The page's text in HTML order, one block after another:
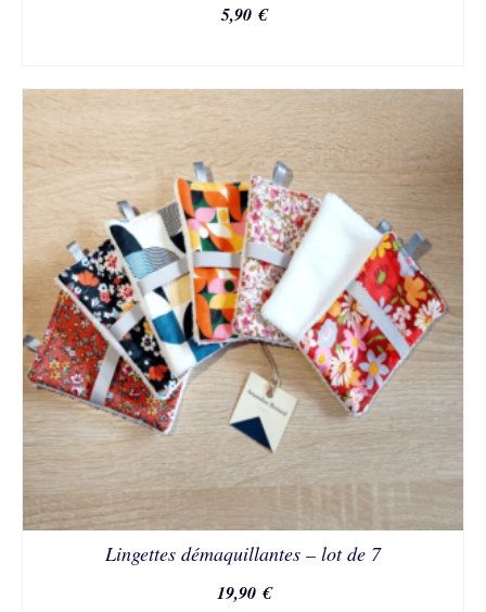
5,90 €
Lingettes démaquillantes – lot de 7
19,90 €